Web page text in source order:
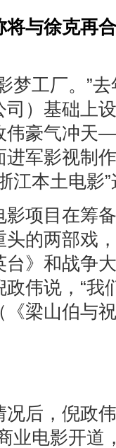
将与徐克再
梦工厂。”
）基础上
伟豪气冲
军影视制
江本土电影
影项目在筹
的两部戏
》和战争
伟说，“我
梁山伯与
后，倪政
业电影开道